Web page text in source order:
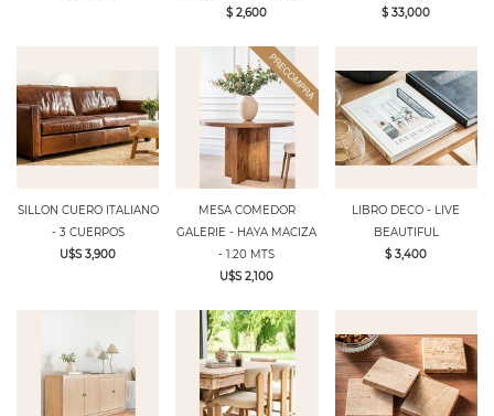
$ 2,600
$ 33,000
SILLON CUERO ITALIANO
- 3 CUERPOS
U$S 3,900
MESA COMEDOR
GALERIE - HAYA MACIZA
- 1.20 MTS
U$S 2,100
LIBRO DECO - LIVE
BEAUTIFUL
$ 3,400